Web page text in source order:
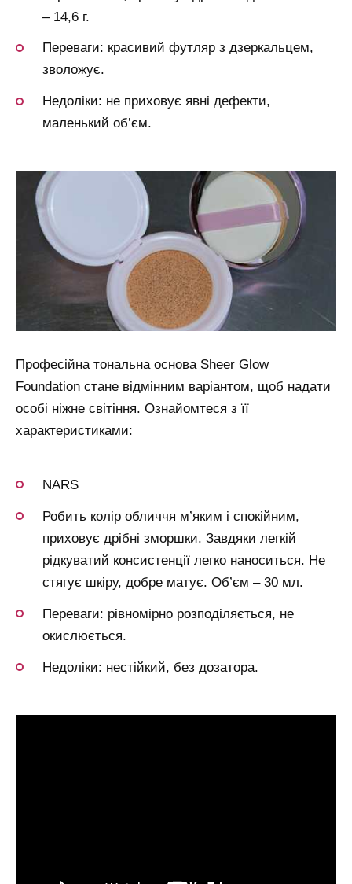
– 14,6 г.
Переваги: красивий футляр з дзеркальцем,
зволожує.
Недоліки: не приховує явні дефекти,
маленький об’єм.
Професійна тональна основа Sheer Glow
Foundation стане відмінним варіантом, щоб надати
особі ніжне світіння. Ознайомтеся з її
характеристиками:
NARS
Робить колір обличчя м’яким і спокійним,
приховує дрібні зморшки. Завдяки легкій
рідкуватий консистенції легко наноситься. Не
стягує шкіру, добре матує. Об’єм – 30 мл.
Переваги: рівномірно розподіляється, не
окислюється.
Недоліки: нестійкий, без дозатора.